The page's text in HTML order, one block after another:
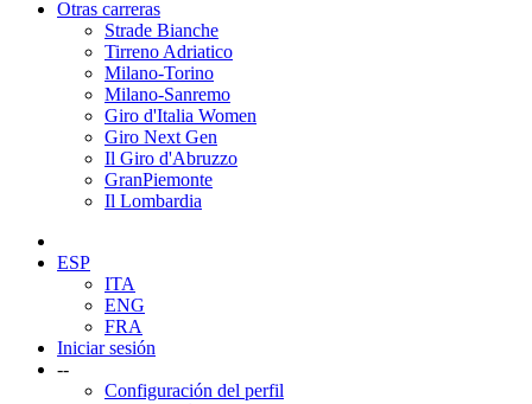
Otras carreras
Strade Bianche
Tirreno Adriatico
Milano-Torino
Milano-Sanremo
Giro d'Italia Women
Giro Next Gen
Il Giro d'Abruzzo
GranPiemonte
Il Lombardia
ESP
ITA
ENG
FRA
Iniciar sesión
--
Configuración del perfil